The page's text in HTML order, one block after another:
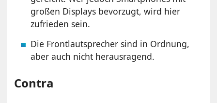
großen Displays bevorzugt, wird hier
zufrieden sein.
Die Frontlautsprecher sind in Ordnung,
aber auch nicht herausragend.
Contra